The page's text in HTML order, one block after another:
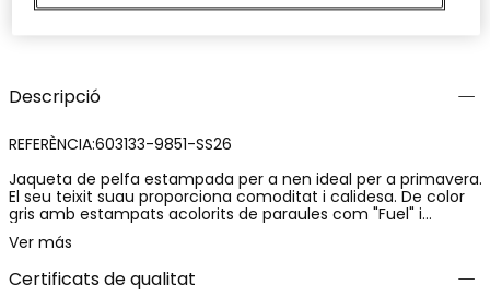
Descripció
REFERÈNCIA:603133-9851-SS26
Jaqueta de pelfa estampada per a nen ideal per a primavera.
El seu teixit suau proporciona comoditat i calidesa. De color
gris amb estampats acolorits de paraules com "Fuel" i
"Speed", afegeix un toc divertit. Inclou una caputxa i un
tancament de cremallera frontal per a més funcionalitat.
Disponible en talles per a edats des de 2 anys fins a 14 anys,
és perfecta per a combinar amb texans o pantalons
Ver más
Certificats de qualitat